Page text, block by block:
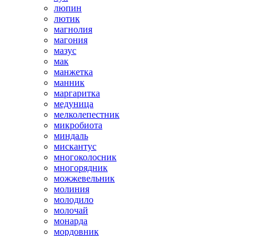
люпин
лютик
магнолия
магония
мазус
мак
манжетка
манник
маргаритка
медуница
мелколепестник
микробиота
миндаль
мискантус
многоколосник
многорядник
можжевельник
молиния
молодило
молочай
монарда
мордовник